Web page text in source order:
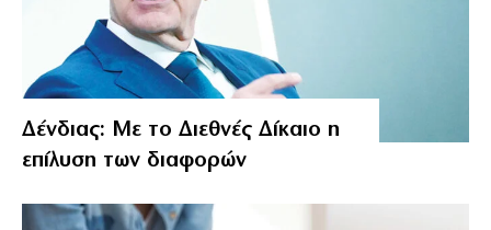
Δένδιας: Με το Διεθνές Δίκαιο η
επίλυση των διαφορών